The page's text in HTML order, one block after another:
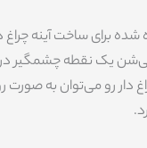
برای ساخت آینه چراغ
یک نقطه چشمگیر در
دار رو می‌توان به صورت